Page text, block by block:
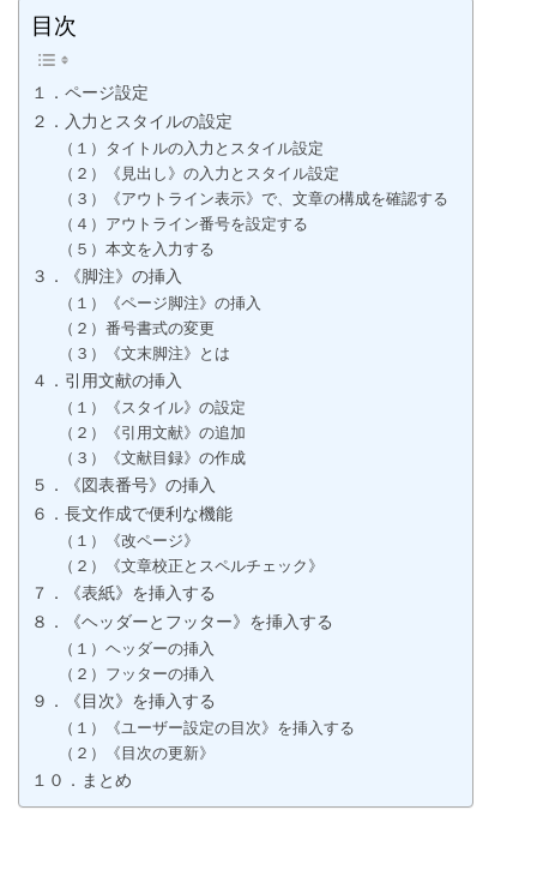
目次
１．ページ設定
２．入力とスタイルの設定
（１）タイトルの入力とスタイル設定
（２）《見出し》の入力とスタイル設定
（３）《アウトライン表示》で、文章の構成を確認する
（４）アウトライン番号を設定する
（５）本文を入力する
３．《脚注》の挿入
（１）《ページ脚注》の挿入
（２）番号書式の変更
（３）《文末脚注》とは
４．引用文献の挿入
（１）《スタイル》の設定
（２）《引用文献》の追加
（３）《文献目録》の作成
５．《図表番号》の挿入
６．長文作成で便利な機能
（１）《改ページ》
（２）《文章校正とスペルチェック》
７．《表紙》を挿入する
８．《ヘッダーとフッター》を挿入する
（１）ヘッダーの挿入
（２）フッターの挿入
９．《目次》を挿入する
（１）《ユーザー設定の目次》を挿入する
（２）《目次の更新》
１０．まとめ